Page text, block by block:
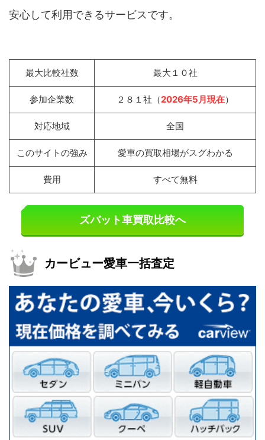
安心して利用できるサービスです。
最大比較社数 最大１０社
参加企業数 ２８１社（2026年5月現在）
対応地域 全国
このサイトの強み 愛車の買取相場がスグわかる
費用 すべて無料
ズバット車買取比較へ
カービュー愛車一括査定